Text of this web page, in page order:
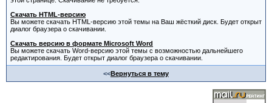
Скачать HTML-версию
Вы можете скачать HTML-версию этой темы на Ваш жёсткий диск. Будет открыт
диалог браузера о скачивании.
Скачать версию в формате Microsoft Word
Вы можете скачать Word-версию этой темы с возможностью дальнейшего
редактирования. Будет открыт диалог браузера о скачивании.
<<Вернуться в тему